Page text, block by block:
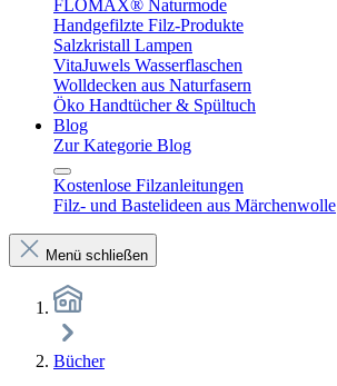
FLOMAX® Naturmode
Handgefilzte Filz-Produkte
Salzkristall Lampen
VitaJuwels Wasserflaschen
Wolldecken aus Naturfasern
Öko Handtücher & Spültuch
Blog
Zur Kategorie Blog
Kostenlose Filzanleitungen
Filz- und Bastelideen aus Märchenwolle
Menü schließen
Bücher